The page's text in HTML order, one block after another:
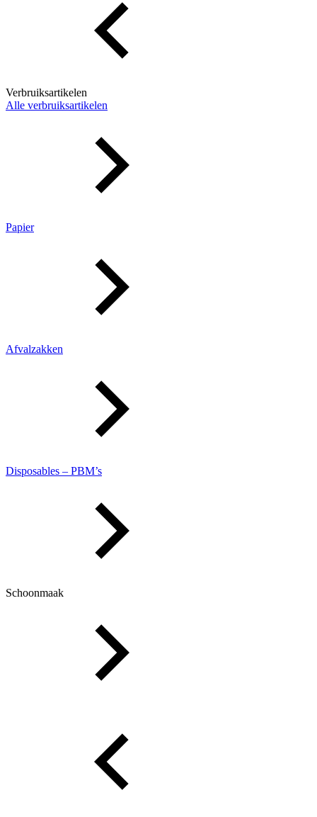
Verbruiksartikelen
Alle verbruiksartikelen
Papier
Afvalzakken
Disposables – PBM’s
Schoonmaak